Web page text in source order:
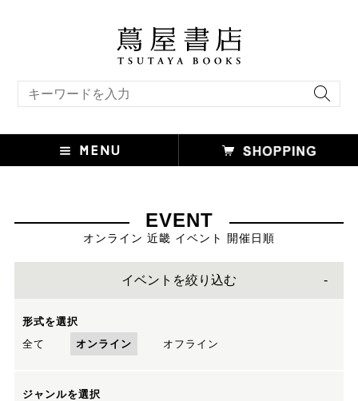
EVENT
オンライン 近畿 イベント 開催日順
イベントを絞り込む
形式を選択
全て
オンライン オフライン
ジャンルを選択